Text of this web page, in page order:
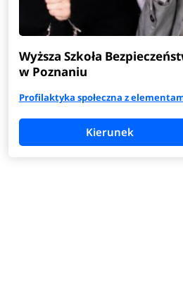
Wyższa Szkoła
w Poznaniu
Profilaktyka społeczna z
Kierunek